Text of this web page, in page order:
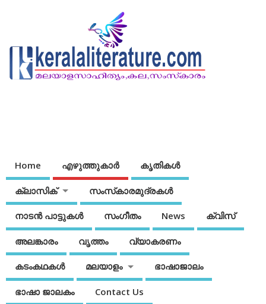
Home എഴുത്തുകാര്‍ കൃതികൾ
ക്ലാസിക് സംസ്‌കാരമുദ്രകള്‍
നാടന്‍ പാട്ടുകള്‍ സംഗീതം News ക്വിസ്
അലങ്കാരം വൃത്തം വ്യാകരണം
കടംകഥകള്‍ മലയാളം ഭാഷാജാലം
ഭാഷാ ജാലകം Contact Us